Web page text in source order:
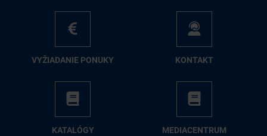
VY­ŽIA­DA­NIE PO­NU­KY KON­TAKT
KA­TA­LÓ­GY ME­DIA­CEN­TRUM